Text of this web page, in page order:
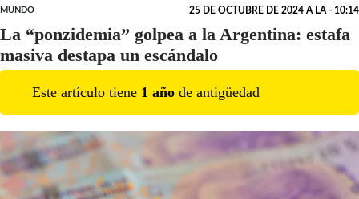
MUNDO 25 DE OCTUBRE DE 2024 A LA - 10:14
La “ponzidemia” golpea a la Argentina: estafa
masiva destapa un escándalo
Este artículo tiene 1 año de antigüedad